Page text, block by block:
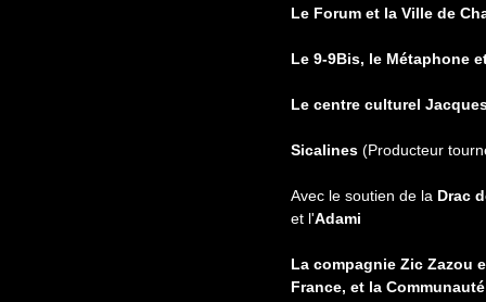
Le Forum et la Ville de
Le 9-9Bis, le Métaphone
Le centre culturel
Sicalines (Producteur
Avec le soutien de la Drac
et l'Adami
La compagnie Zic Zazou
France, et la